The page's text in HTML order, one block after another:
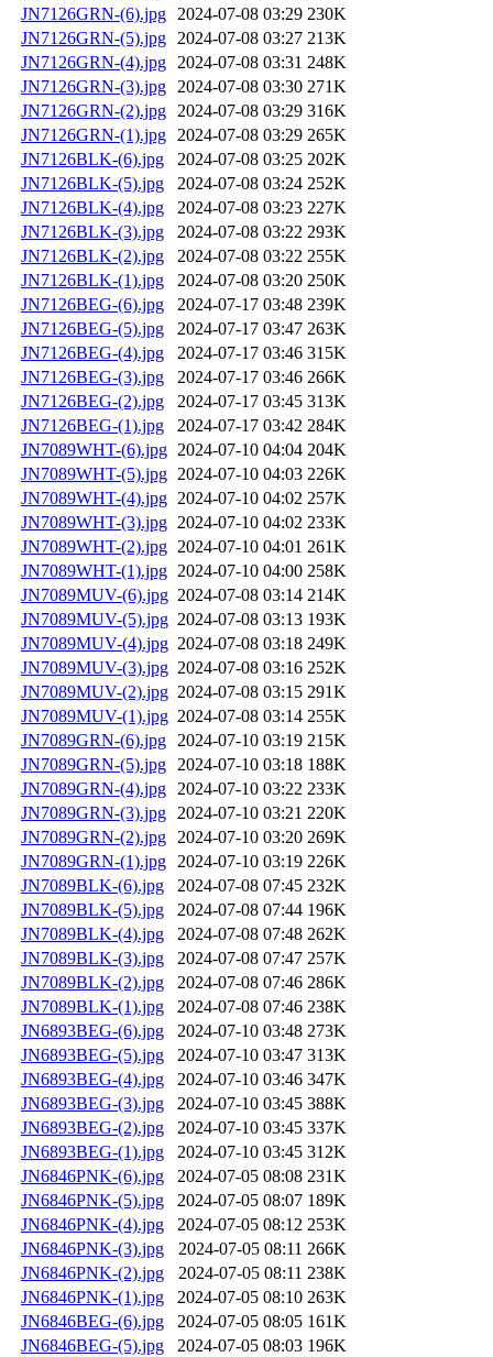
JN7126GRN-(6).jpg
2024-07-08 03:29 230K
JN7126GRN-(5).jpg
2024-07-08 03:27 213K
JN7126GRN-(4).jpg
2024-07-08 03:31 248K
JN7126GRN-(3).jpg
2024-07-08 03:30 271K
JN7126GRN-(2).jpg
2024-07-08 03:29 316K
JN7126GRN-(1).jpg
2024-07-08 03:29 265K
JN7126BLK-(6).jpg
2024-07-08 03:25 202K
JN7126BLK-(5).jpg
2024-07-08 03:24 252K
JN7126BLK-(4).jpg
2024-07-08 03:23 227K
JN7126BLK-(3).jpg
2024-07-08 03:22 293K
JN7126BLK-(2).jpg
2024-07-08 03:22 255K
JN7126BLK-(1).jpg
2024-07-08 03:20 250K
JN7126BEG-(6).jpg
2024-07-17 03:48 239K
JN7126BEG-(5).jpg
2024-07-17 03:47 263K
JN7126BEG-(4).jpg
2024-07-17 03:46 315K
JN7126BEG-(3).jpg
2024-07-17 03:46 266K
JN7126BEG-(2).jpg
2024-07-17 03:45 313K
JN7126BEG-(1).jpg
2024-07-17 03:42 284K
JN7089WHT-(6).jpg 2024-07-10 04:04 204K
JN7089WHT-(5).jpg 2024-07-10 04:03 226K
JN7089WHT-(4).jpg 2024-07-10 04:02 257K
JN7089WHT-(3).jpg 2024-07-10 04:02 233K
JN7089WHT-(2).jpg 2024-07-10 04:01 261K
JN7089WHT-(1).jpg 2024-07-10 04:00 258K
JN7089MUV-(6).jpg 2024-07-08 03:14 214K
JN7089MUV-(5).jpg 2024-07-08 03:13 193K
JN7089MUV-(4).jpg 2024-07-08 03:18 249K
JN7089MUV-(3).jpg 2024-07-08 03:16 252K
JN7089MUV-(2).jpg 2024-07-08 03:15 291K
JN7089MUV-(1).jpg 2024-07-08 03:14 255K
JN7089GRN-(6).jpg
2024-07-10 03:19 215K
JN7089GRN-(5).jpg
2024-07-10 03:18 188K
JN7089GRN-(4).jpg
2024-07-10 03:22 233K
JN7089GRN-(3).jpg
2024-07-10 03:21 220K
JN7089GRN-(2).jpg
2024-07-10 03:20 269K
JN7089GRN-(1).jpg
2024-07-10 03:19 226K
JN7089BLK-(6).jpg
2024-07-08 07:45 232K
JN7089BLK-(5).jpg
2024-07-08 07:44 196K
JN7089BLK-(4).jpg
2024-07-08 07:48 262K
JN7089BLK-(3).jpg
2024-07-08 07:47 257K
JN7089BLK-(2).jpg
2024-07-08 07:46 286K
JN7089BLK-(1).jpg
2024-07-08 07:46 238K
JN6893BEG-(6).jpg
2024-07-10 03:48 273K
JN6893BEG-(5).jpg
2024-07-10 03:47 313K
JN6893BEG-(4).jpg
2024-07-10 03:46 347K
JN6893BEG-(3).jpg
2024-07-10 03:45 388K
JN6893BEG-(2).jpg
2024-07-10 03:45 337K
JN6893BEG-(1).jpg
2024-07-10 03:45 312K
JN6846PNK-(6).jpg
2024-07-05 08:08 231K
JN6846PNK-(5).jpg
2024-07-05 08:07 189K
JN6846PNK-(4).jpg
2024-07-05 08:12 253K
JN6846PNK-(3).jpg
2024-07-05 08:11 266K
JN6846PNK-(2).jpg
2024-07-05 08:11 238K
JN6846PNK-(1).jpg
2024-07-05 08:10 263K
JN6846BEG-(6).jpg
2024-07-05 08:05 161K
JN6846BEG-(5).jpg
2024-07-05 08:03 196K